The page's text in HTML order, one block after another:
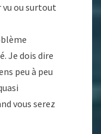
vu ou surtout
Je dois dire
peu à peu
vous serez